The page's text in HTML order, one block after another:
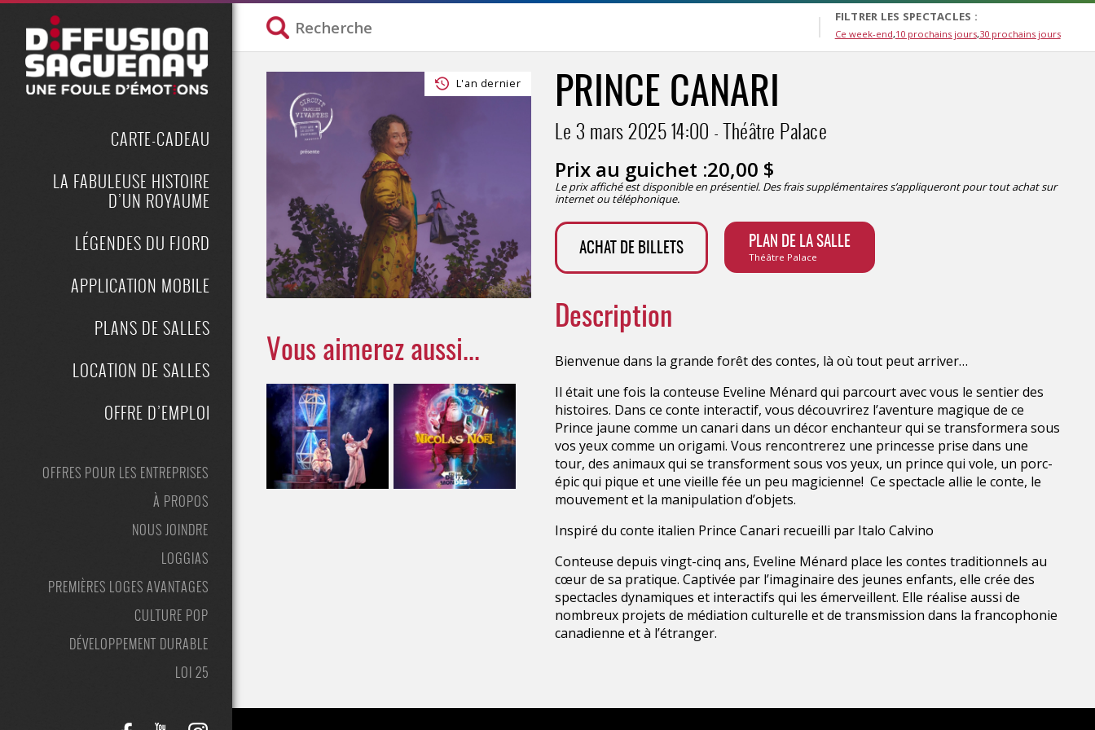
CARTE-CADEAU
LA FABULEUSE HISTOIRE
D’UN ROYAUME
LÉGENDES DU FJORD
APPLICATION MOBILE
PLANS DE SALLES
LOCATION DE SALLES
OFFRE D’EMPLOI
OFFRES POUR LES ENTREPRISES
À PROPOS
NOUS JOINDRE
LOGGIAS
PREMIÈRES LOGES AVANTAGES
CULTURE POP
DÉVELOPPEMENT DURABLE
LOI 25
FILTRER LES SPECTACLES :
Ce week-end 10 prochains jours 30 prochains jours
L'an dernier PRINCE CANARI
Le 3 mars 202514:00 Théâtre Palace
Prix au guichet :20,00 $
Le prix affiché est disponible en présentiel. Des frais supplémentaires s’appliqueront pour tout achat sur
internet ou téléphonique.
ACHAT DE BILLETS PLAN DE LA SALLE
Théâtre Palace
Description
Bienvenue dans la grande forêt des contes, là où tout peut arriver…
Il était une fois la conteuse Eveline Ménard qui parcourt avec vous le sentier des
histoires. Dans ce conte interactif, vous découvrirez l’aventure magique de ce
Prince jaune comme un canari dans un décor enchanteur qui se transformera sous
vos yeux comme un origami. Vous rencontrerez une princesse prise dans une
tour, des animaux qui se transforment sous vos yeux, un prince qui vole, un porc-
épic qui pique et une vieille fée un peu magicienne! Ce spectacle allie le conte, le
mouvement et la manipulation d’objets.
Inspiré du conte italien Prince Canari recueilli par Italo Calvino
Conteuse depuis vingt-cinq ans, Eveline Ménard place les contes traditionnels au
cœur de sa pratique. Captivée par l’imaginaire des jeunes enfants, elle crée des
spectacles dynamiques et interactifs qui les émerveillent. Elle réalise aussi de
nombreux projets de médiation culturelle et de transmission dans la francophonie
canadienne et à l’étranger.
Vous aimerez aussi...